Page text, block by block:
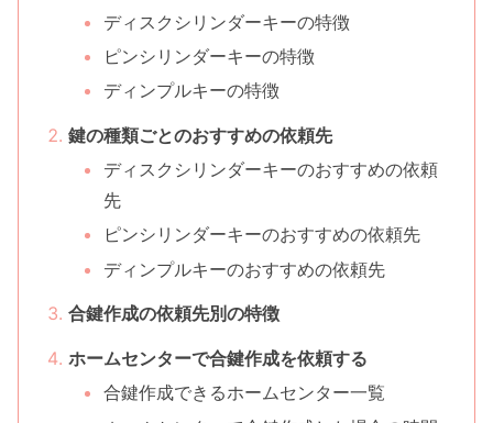
ディスクシリンダーキーの特徴
ピンシリンダーキーの特徴
ディンプルキーの特徴
鍵の種類ごとのおすすめの依頼先
ディスクシリンダーキーのおすすめの依頼
先
ピンシリンダーキーのおすすめの依頼先
ディンプルキーのおすすめの依頼先
合鍵作成の依頼先別の特徴
ホームセンターで合鍵作成を依頼する
合鍵作成できるホームセンター一覧